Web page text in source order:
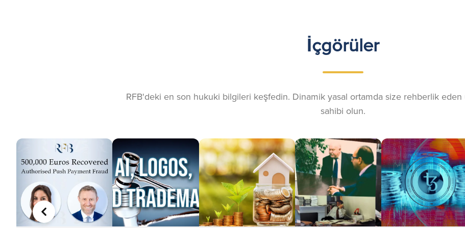
İçgörüler
RFB'deki en son hukuki bilgileri keşfedin. Dinamik yasal ortamda size rehberlik
sahibi olun.
ÖNCEKI